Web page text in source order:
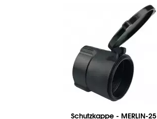
Schutzkappe - MERLIN-25